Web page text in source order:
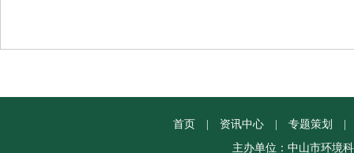
首页 资讯中心 专题策划
主办单位：中山市环境